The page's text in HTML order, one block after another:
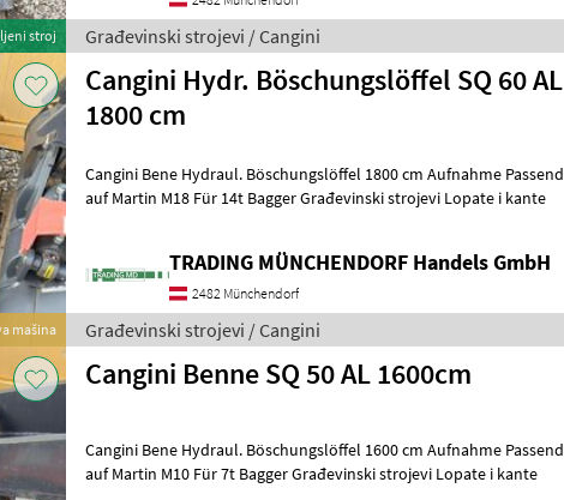
stroj Građevinski strojevi / Cangini
mašina
Cangini Hydr. Böschungslöffel SQ 60 AL
1800 cm
Cangini Bene Hydraul. Böschungslöffel 1800 cm Aufnahme Passend
auf Martin M18 Für 14t Bagger Građevinski strojevi Lopate i kante
TRADING MÜNCHENDORF Handels GmbH
2482 Münchendorf
Građevinski strojevi / Cangini
Cangini Benne SQ 50 AL 1600cm
Cangini Bene Hydraul. Böschungslöffel 1600 cm Aufnahme Passend
auf Martin M10 Für 7t Bagger Građevinski strojevi Lopate i kante